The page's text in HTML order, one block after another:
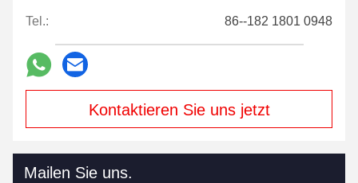
Tel.: 86--182 1801 0948
Kontaktieren Sie uns jetzt
Mailen Sie uns.